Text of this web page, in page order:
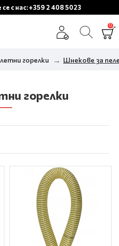
с нас: +359 2 408 5023
0
горелки Шнекове за
горелки